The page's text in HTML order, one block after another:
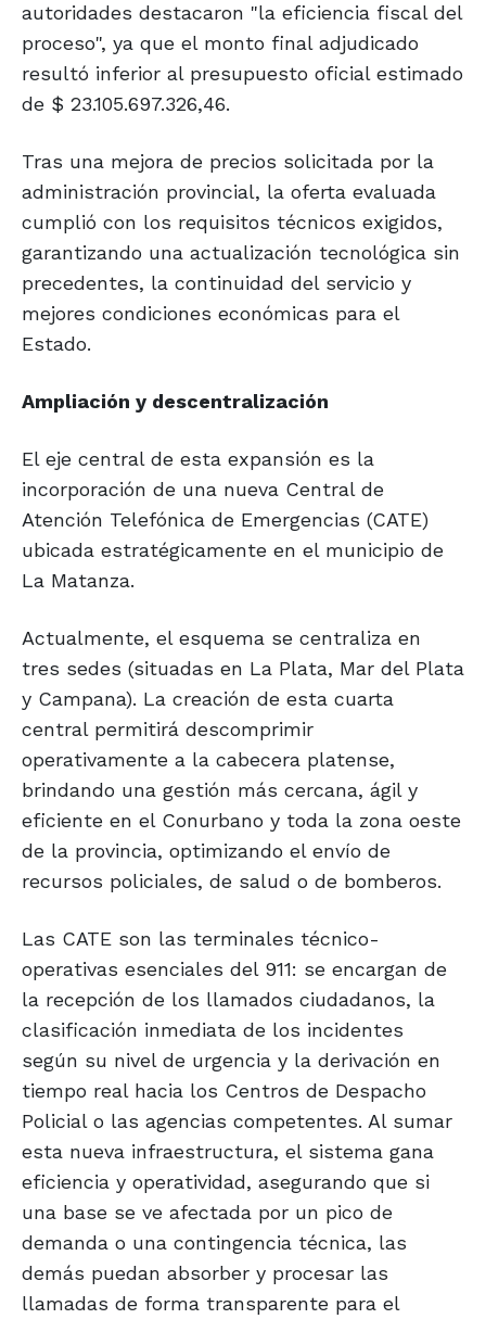
autoridades destacaron "la eficiencia fiscal del
proceso", ya que el monto final adjudicado
resultó inferior al presupuesto oficial estimado
de $ 23.105.697.326,46.
Tras una mejora de precios solicitada por la
administración provincial, la oferta evaluada
cumplió con los requisitos técnicos exigidos,
garantizando una actualización tecnológica sin
precedentes, la continuidad del servicio y
mejores condiciones económicas para el
Estado.
Ampliación y descentralización
El eje central de esta expansión es la
incorporación de una nueva Central de
Atención Telefónica de Emergencias (CATE)
ubicada estratégicamente en el municipio de
La Matanza.
Actualmente, el esquema se centraliza en
tres sedes (situadas en La Plata, Mar del Plata
y Campana). La creación de esta cuarta
central permitirá descomprimir
operativamente a la cabecera platense,
brindando una gestión más cercana, ágil y
eficiente en el Conurbano y toda la zona oeste
de la provincia, optimizando el envío de
recursos policiales, de salud o de bomberos.
Las CATE son las terminales técnico-
operativas esenciales del 911: se encargan de
la recepción de los llamados ciudadanos, la
clasificación inmediata de los incidentes
según su nivel de urgencia y la derivación en
tiempo real hacia los Centros de Despacho
Policial o las agencias competentes. Al sumar
esta nueva infraestructura, el sistema gana
eficiencia y operatividad, asegurando que si
una base se ve afectada por un pico de
demanda o una contingencia técnica, las
demás puedan absorber y procesar las
llamadas de forma transparente para el